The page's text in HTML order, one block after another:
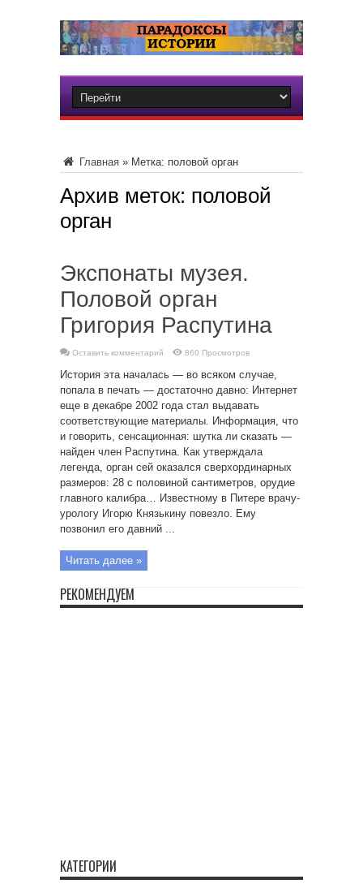
Главная » Метка: половой орган
Архив меток: половой
орган
Экспонаты музея.
Половой орган
Григория Распутина
Оставить комментарий 860 Просмотров
История эта началась — во всяком случае,
попала в печать — достаточно давно: Интернет
еще в декабре 2002 года стал выдавать
соответствующие материалы. Информация, что
и говорить, сенсационная: шутка ли сказать —
найден член Распутина. Как утверждала
легенда, орган сей оказался сверхординарных
размеров: 28 с половиной сантиметров, орудие
главного калибра… Известному в Питере врачу-
урологу Игорю Князькину повезло. Ему
позвонил его давний ...
Читать далее »
РЕКОМЕНДУЕМ
КАТЕГОРИИ